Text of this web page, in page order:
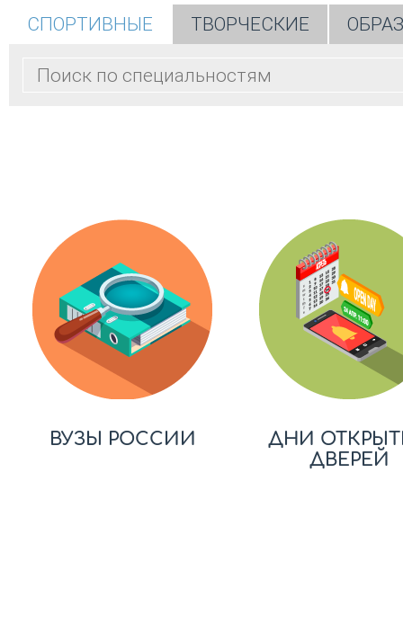
СПОРТИВНЫЕ ТВОРЧЕСКИЕ
ВУЗЫ РОССИИ
ДНИ
ДВЕРЕЙ